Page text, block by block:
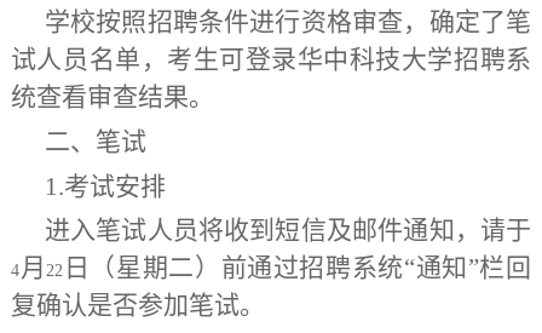
学校按照招聘条件进行资格审查，确定了笔
试人员名单，考生可登录华中科技大学招聘系
统查看审查结果。
二、笔试
1.考试安排
进入笔试人员将收到短信及邮件通知，请于
4月22 日（星期二）前通过招聘系统“通知”栏回
复确认是否参加笔试。